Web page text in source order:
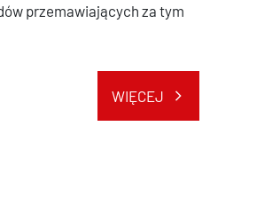
przemawiających za tym
WIĘCEJ